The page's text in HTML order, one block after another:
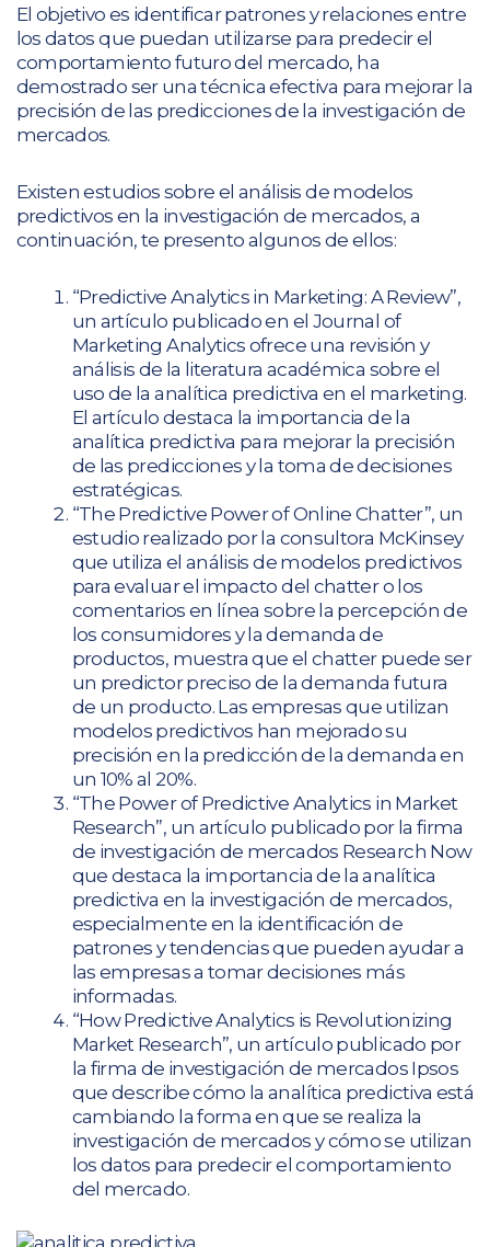
El objetivo es identificar patrones y relaciones entre
los datos que puedan utilizarse para predecir el
comportamiento futuro del mercado, ha
demostrado ser una técnica efectiva para mejorar la
precisión de las predicciones de la investigación de
mercados.
Existen estudios sobre el análisis de modelos
predictivos en la investigación de mercados, a
continuación, te presento algunos de ellos:
“Predictive Analytics in Marketing: A Review”,
un artículo publicado en el Journal of
Marketing Analytics ofrece una revisión y
análisis de la literatura académica sobre el
uso de la analítica predictiva en el marketing.
El artículo destaca la importancia de la
analítica predictiva para mejorar la precisión
de las predicciones y la toma de decisiones
estratégicas.
“The Predictive Power of Online Chatter”, un
estudio realizado por la consultora McKinsey
que utiliza el análisis de modelos predictivos
para evaluar el impacto del chatter o los
comentarios en línea sobre la percepción de
los consumidores y la demanda de
productos, muestra que el chatter puede ser
un predictor preciso de la demanda futura
de un producto. Las empresas que utilizan
modelos predictivos han mejorado su
precisión en la predicción de la demanda en
un 10% al 20%.
“The Power of Predictive Analytics in Market
Research”, un artículo publicado por la firma
de investigación de mercados Research Now
que destaca la importancia de la analítica
predictiva en la investigación de mercados,
especialmente en la identificación de
patrones y tendencias que pueden ayudar a
las empresas a tomar decisiones más
informadas.
“How Predictive Analytics is Revolutionizing
Market Research”, un artículo publicado por
la firma de investigación de mercados Ipsos
que describe cómo la analítica predictiva está
cambiando la forma en que se realiza la
investigación de mercados y cómo se utilizan
los datos para predecir el comportamiento
del mercado.